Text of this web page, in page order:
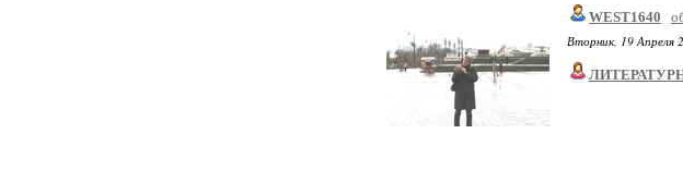
WEST1640
Вторник, 19 Апреля